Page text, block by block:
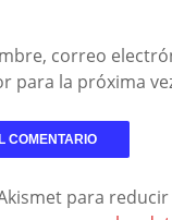
correo
para la próxima
para